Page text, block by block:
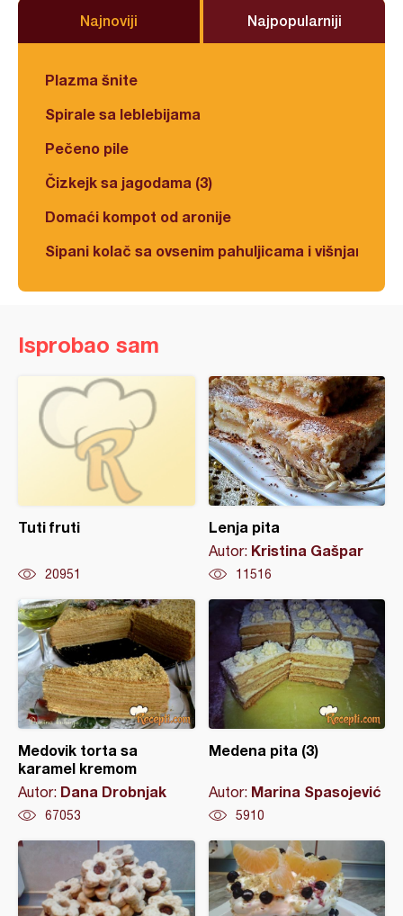
Najnoviji Najpopularniji
Plazma šnite
Spirale sa leblebijama
Pečeno pile
Čizkejk sa jagodama (3)
Domaći kompot od aronije
Sipani kolač sa ovsenim pahuljicama i višnjama
Isprobao sam
Tuti fruti
20951
Lenja pita
Autor: Kristina Gašpar
11516
Medovik torta sa
karamel kremom
Autor: Dana Drobnjak
67053
Medena pita (3)
Autor: Marina Spasojević
5910